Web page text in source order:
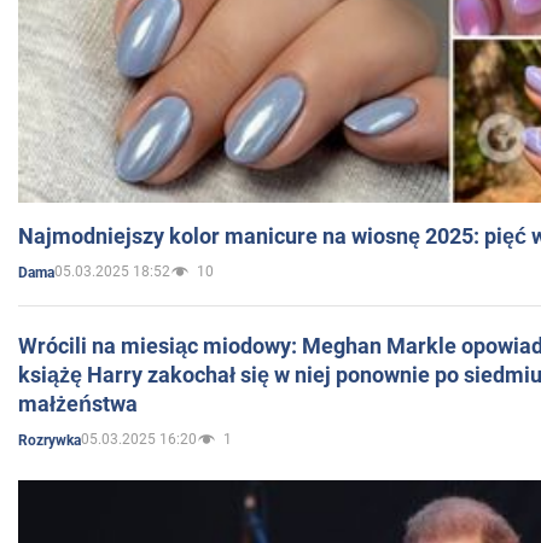
Najmodniejszy kolor manicure na wiosnę 2025: pięć
Dama05.03.2025 18:52 10
Wrócili na miesiąc miodowy: Meghan Markle
książę Harry zakochał się w niej ponownie po
małżeństwa
Rozrywka05.03.2025 16:20 1